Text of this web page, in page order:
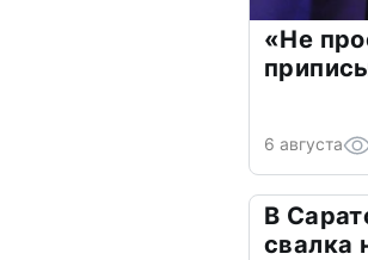
«Не
6 августа
В
свалка